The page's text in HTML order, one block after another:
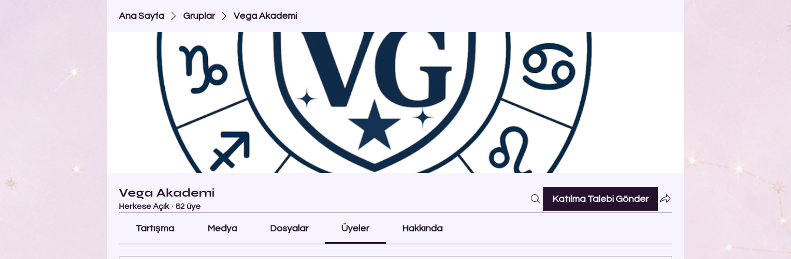
Ana Sayfa Gruplar Vega Akademi
Vega Akademi
Herkese Açık · 82 üye
Katılma Talebi Gönder
Tartışma Medya Dosyalar Üyeler Hakkında